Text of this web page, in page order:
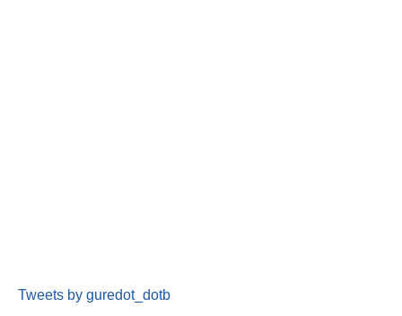
Tweets by guredot_dotb